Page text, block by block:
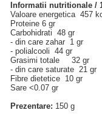
Informatii nutritionale /
Valoare energetica 457
Proteine 6 gr
Carbohidrati 48 gr
- din care zahar 1 gr
- polialcooli 44 gr
Grasimi totale 32 gr
- din care saturate 21 gr
Fibre dietetice 10 gr
Sare <0.07 gr
Prezentare: 150 g